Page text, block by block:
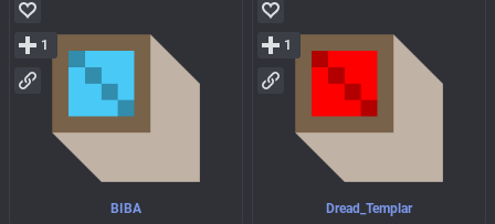
BIBA
1
Dread_Templar
1